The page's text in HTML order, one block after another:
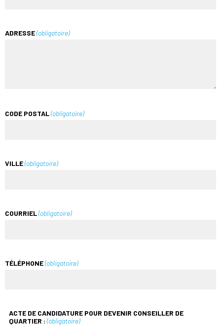
ADRESSE(obligatoire)
CODE POSTAL(obligatoire)
VILLE(obligatoire)
COURRIEL(obligatoire)
TÉLÉPHONE(obligatoire)
ACTE DE CANDIDATURE POUR DEVENIR CONSEILLER DE
QUARTIER : (obligatoire)